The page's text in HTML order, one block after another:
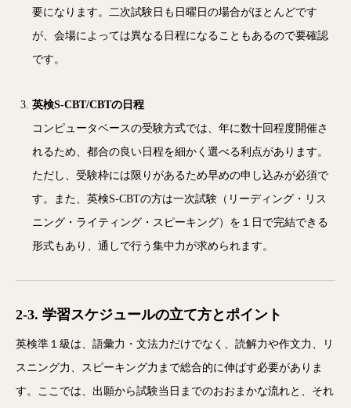
要になります。二次試験日も日曜日の場合がほとんどです
が、会場によっては異なる日程になることもあるので要確認
です。
英検S-CBT/CBTの日程
コンピュータベースの受験方式では、年に数十回程度開催さ
れるため、都合の良い日程を細かく選べる利点があります。
ただし、受験枠には限りがあるため早めの申し込みが必須で
す。また、英検S-CBTの方は一次試験（リーディング・リス
ニング・ライティング・スピーキング）を１日で完結できる
形式もあり、通しで行う集中力が求められます。
2-3. 学習スケジュールの立て方とポイント
英検準１級は、語彙力・文法力だけでなく、読解力や作文力、リ
スニング力、スピーキング力まで総合的に伸ばす必要がありま
す。ここでは、出願から試験当日までのおおまかな流れと、それ